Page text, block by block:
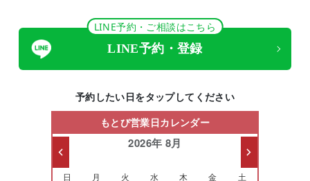
LINE予約・ご相談はこちら
LINE予約・登録
予約したい日をタップしてください
もとび営業日カレンダー
2026年 8月
日 月 火 水 木 金 土